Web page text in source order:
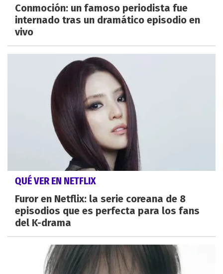
Conmoción: un famoso periodista fue
internado tras un dramático episodio en
vivo
QUÉ VER EN NETFLIX
Furor en Netflix: la serie coreana de 8
episodios que es perfecta para los fans
del K-drama